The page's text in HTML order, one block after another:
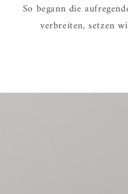
So begann die
verbreiten, setzen